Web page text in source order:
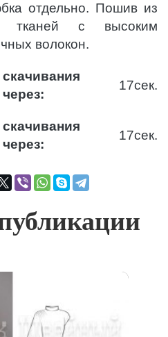
отдельно. Пошив из
тканей с высоким
волокон.
17сек.
17сек.